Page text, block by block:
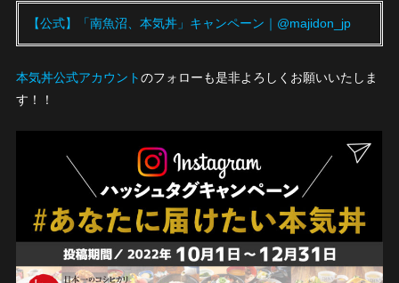
【公式】「南魚沼、本気丼」キャンペーン｜@majidon_jp
本気丼公式アカウントのフォローも是非よろしくお願いいたしま
す！！